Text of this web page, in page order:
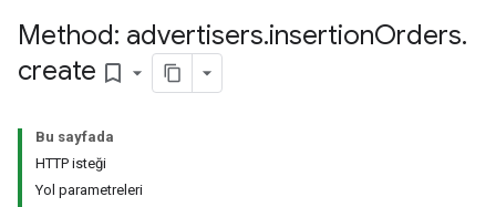
Method: advertisers.insertionOrders.
create bookmark_border
Bu sayfada
HTTP isteği
Yol parametreleri